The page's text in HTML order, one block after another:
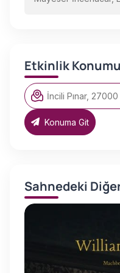
Etkinlik Konumu
İncili Pınar,
Konuma Git
Sahnedeki